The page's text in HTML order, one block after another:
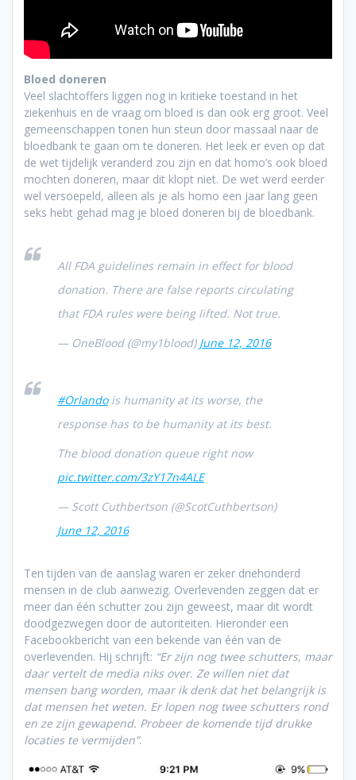
Bloed doneren
Veel slachtoffers liggen nog in kritieke toestand in het
ziekenhuis en de vraag om bloed is dan ook erg groot. Veel
gemeenschappen tonen hun steun door massaal naar de
bloedbank te gaan om te doneren. Het leek er even op dat
de wet tijdelijk veranderd zou zijn en dat homo’s ook bloed
mochten doneren, maar dit klopt niet. De wet werd eerder
wel versoepeld, alleen als je als homo een jaar lang geen
seks hebt gehad mag je bloed doneren bij de bloedbank.
All FDA guidelines remain in effect for blood
donation. There are false reports circulating
that FDA rules were being lifted. Not true.
— OneBlood (@my1blood) June 12, 2016
#Orlandois humanity at its worse, the
response has to be humanity at its best.
The blood donation queue right now
pic.twitter.com/3zY17n4ALE
— Scott Cuthbertson (@ScotCuthbertson)
June 12, 2016
Ten tijden van de aanslag waren er zeker driehonderd
mensen in de club aanwezig. Overlevenden zeggen dat er
meer dan één schutter zou zijn geweest, maar dit wordt
doodgezwegen door de autoriteiten. Hieronder een
Facebookbericht van een bekende van één van de
overlevenden. Hij schrijft: “Er zijn nog twee schutters, maar
daar vertelt de media niks over. Ze willen niet dat
mensen bang worden, maar ik denk dat het belangrijk is
dat mensen het weten. Er lopen nog twee schutters rond
en ze zijn gewapend. Probeer de komende tijd drukke
locaties te vermijden”.